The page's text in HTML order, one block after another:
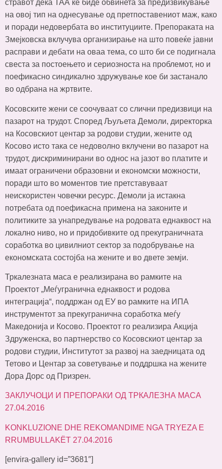
стравот дека ТАА ќе биде обвинета за предизвикување
на овој тип на однесување од претпоставениот маж, како
и поради недовербата во институциите. Препораката на
Змејковска вклучува организирање на што повеќе јавни
расправи и дебати на оваа тема, со што би се подигнала
свеста за постоењето и сериозноста на проблемот, но и
поефикасно синдикално здружување кое би застанало
во одбрана на жртвите.
Косовските жени се соочуваат со слични предизвици на
пазарот на трудот. Според Љуљета Демоли, директорка
на Косовскиот центар за родови студии, жените од
Косово исто така се недоволно вклучени во пазарот на
трудот, дискриминирани во однос на јазот во платите и
имаат ограничени образовни и економски можности,
поради што во моментов тие претставуваат
неискористен човечки ресурс. Демоли ја истакна
потребата од поефикасна примена на законите и
политиките за унапредување на родовата еднаквост на
локално ниво, но и придобивките од прекуграничната
соработка во цивилниот сектор за подобрување на
економската состојба на жените и во двете земји.
Тркалезната маса е реализирана во рамките на
Проектот „Меѓугранична еднаквост и родова
интеграција“, поддржан од ЕУ во рамките на ИПА
инструментот за прекугранична соработка меѓу
Македонија и Косово. Проектот го реализира Акција
Здруженска, во партнерство со Косовскиот центар за
родови студии, Институтот за развој на заедницата од
Тетово и Центар за советување и поддршка на жените
Дора Дорс од Призрен.
ЗАКЛУЧОЦИ И ПРЕПОРАКИ ОД ТРКАЛЕЗНА МАСА
27.04.2016
KONKLUZIONE DHE REKOMANDIME NGA TRYEZA E
RRUMBULLAKËT 27.04.2016
[envira-gallery id=”3681″]